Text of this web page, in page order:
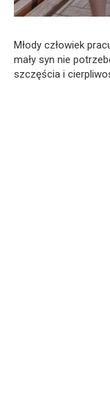
Młody człowiek
mały syn nie
szczęścia i